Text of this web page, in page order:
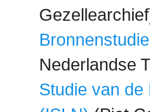
Bronnenstudie
Nederlandse
Studie van de